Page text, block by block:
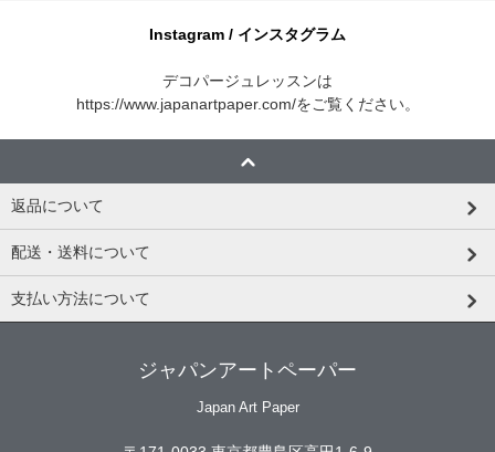
Instagram / インスタグラム
デコパージュレッスンは
https://www.japanartpaper.com/をご覧ください。
返品について
配送・送料について
支払い方法について
ジャパンアートペーパー
Japan Art Paper